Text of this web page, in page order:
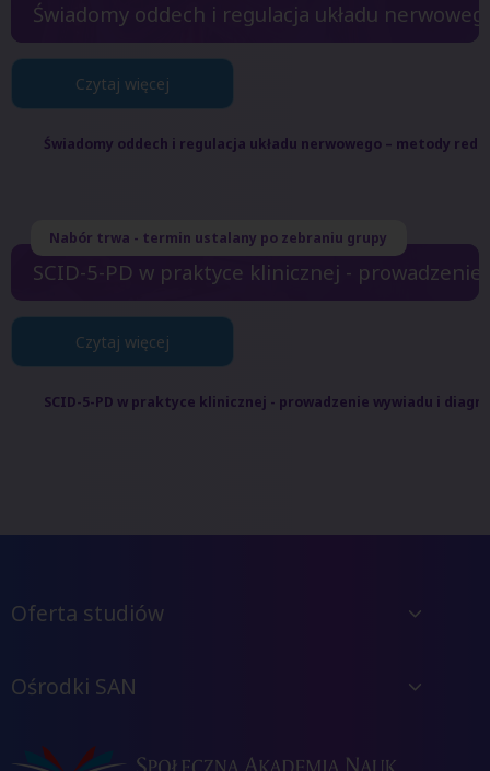
Świadomy oddech i regulacja układu
Czytaj więcej
Świadomy oddech i regulacja układu nerwowego – metody
SCID-5-PD w praktyce klinicznej -
Nabór trwa - termin ustalany po zebraniu grupy
Czytaj więcej
SCID-5-PD w praktyce klinicznej - prowadzenie wywiadu i
Oferta studiów
Ośrodki SAN